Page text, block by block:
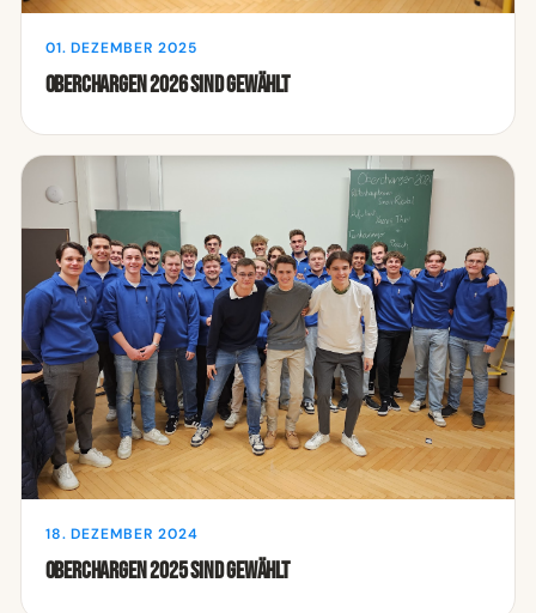
01. DEZEMBER 2025
Oberchargen 2026 sind gewählt
18. DEZEMBER 2024
Oberchargen 2025 sind gewählt